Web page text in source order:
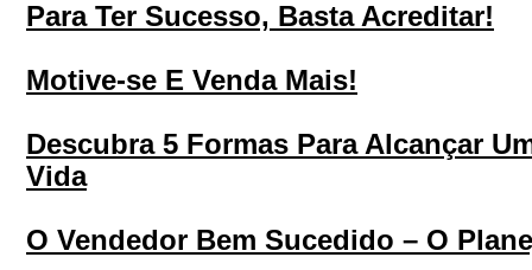
Para Ter Sucesso, Basta Acreditar!
Motive-se E Venda Mais!
Descubra 5 Formas Para Alcançar
Vida
O Vendedor Bem Sucedido – O